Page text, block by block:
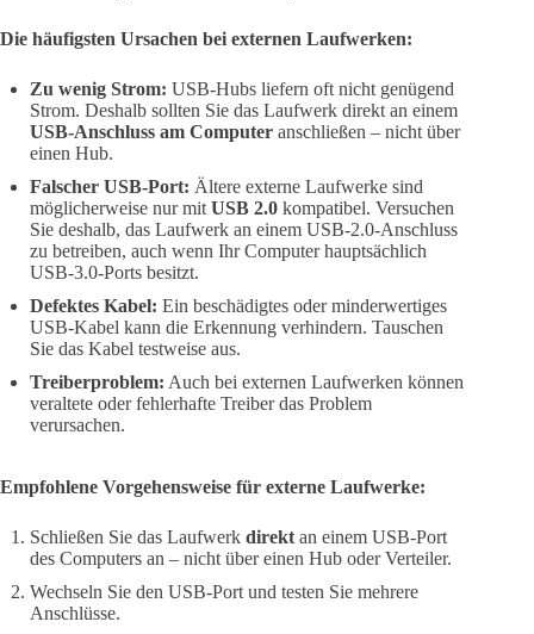
Die häufigsten Ursachen bei externen Laufwerken:
Zu wenig Strom: USB-Hubs liefern oft nicht genügend
Strom. Deshalb sollten Sie das Laufwerk direkt an einem
USB-Anschluss am Computer anschließen – nicht über
einen Hub.
Falscher USB-Port: Ältere externe Laufwerke sind
möglicherweise nur mit USB 2.0 kompatibel. Versuchen
Sie deshalb, das Laufwerk an einem USB-2.0-Anschluss
zu betreiben, auch wenn Ihr Computer hauptsächlich
USB-3.0-Ports besitzt.
Defektes Kabel: Ein beschädigtes oder minderwertiges
USB-Kabel kann die Erkennung verhindern. Tauschen
Sie das Kabel testweise aus.
Treiberproblem: Auch bei externen Laufwerken können
veraltete oder fehlerhafte Treiber das Problem
verursachen.
Empfohlene Vorgehensweise für externe Laufwerke:
Schließen Sie das Laufwerk direkt an einem USB-Port
des Computers an – nicht über einen Hub oder Verteiler.
Wechseln Sie den USB-Port und testen Sie mehrere
Anschlüsse.